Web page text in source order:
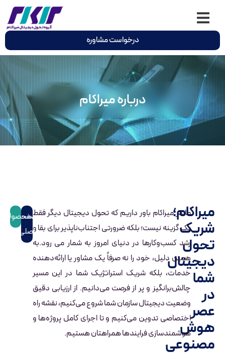
درخواست مشاوره
درباره میراکام
میراکام؛
شریک
تحول
دیجیتال
شما
در
عصر
هوش
مصنوعی
ما در میراکام باور داریم که تحول دیجیتال دیگر فقط
یک گزینه نیست؛ بلکه ضرورتی اجتناب‌ناپذیر برای بقا و
رشد کسب‌وکارها در دنیای امروز به شمار می رود.به
همین دلیل، خود را نه صرفاً یک مشاور یا ارائه‌دهنده
خدمات، بلکه شریک استراتژیک شما در این مسیر
چالش‌برانگیز و پر از فرصت می‌دانیم. از ارزیابی دقیق
وضعیت دیجیتال سازمان شما شروع می‌کنیم، نقشه راه
اختصاصی تدوین می‌کنیم و تا اجرای کامل پروژه‌ها و
هوشمندسازی فرایندها همراهتان هستیم.
صفحه
اصلی
محصولات